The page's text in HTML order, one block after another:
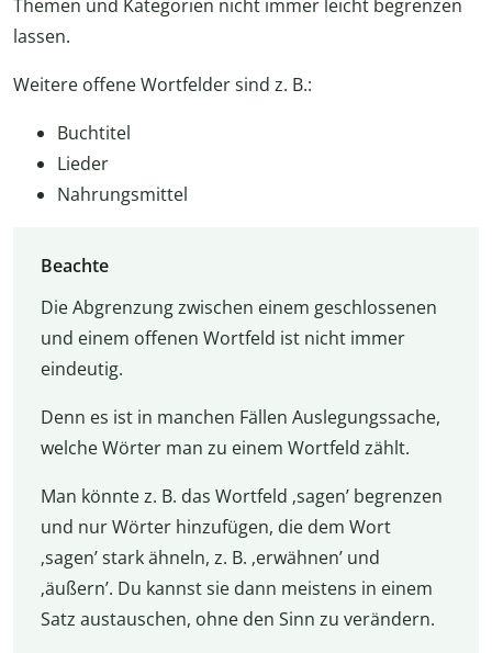
Themen und Kategorien nicht immer leicht begrenzen
lassen.
Weitere offene Wortfelder sind z. B.:
Buchtitel
Lieder
Nahrungsmittel
Beachte
Die Abgrenzung zwischen einem geschlossenen
und einem offenen Wortfeld ist nicht immer
eindeutig.
Denn es ist in manchen Fällen Auslegungssache,
welche Wörter man zu einem Wortfeld zählt.
Man könnte z. B. das Wortfeld ‚sagen’ begrenzen
und nur Wörter hinzufügen, die dem Wort
‚sagen’ stark ähneln, z. B. ‚erwähnen’ und
‚äußern’. Du kannst sie dann meistens in einem
Satz austauschen, ohne den Sinn zu verändern.